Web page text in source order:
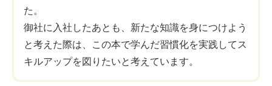
た。
御社に入社したあとも、新たな知識を身につけよう
と考えた際は、この本で学んだ習慣化を実践してス
キルアップを図りたいと考えています。